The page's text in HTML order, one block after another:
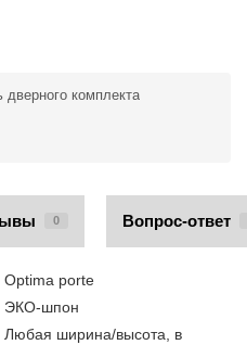
дверного комплекта
0 Вопрос-ответ
Optima porte
ЭКО-шпон
Любая ширина/высота, в